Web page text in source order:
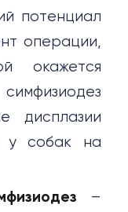
потенциал
операции,
окажется
дисплазии
у собак на
–